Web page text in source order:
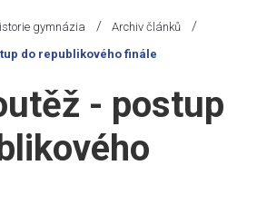
gymnázia / Archiv článků /
do republikového finále
- postup